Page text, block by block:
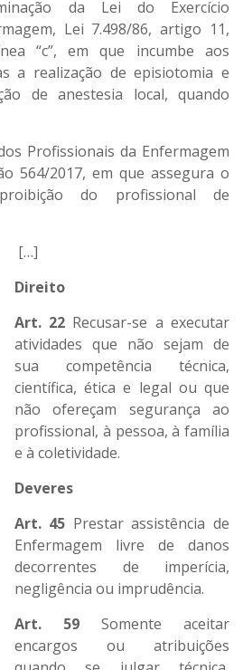
da Lei do Exercício
Lei 7.498/86, artigo 11,
“c”, em que incumbe aos
a realização de episiotomia e
de anestesia local, quando
Profissionais da Enfermagem
564/2017, em que assegura o
do profissional de
[…]
Direito
Art. 22 Recusar-se a executar
atividades que não sejam de
sua competência técnica,
científica, ética e legal ou que
não ofereçam segurança ao
profissional, à pessoa, à família
e à coletividade.
Deveres
Art. 45 Prestar assistência de
Enfermagem livre de danos
decorrentes de imperícia,
negligência ou imprudência.
Art. 59 Somente aceitar
encargos ou atribuições